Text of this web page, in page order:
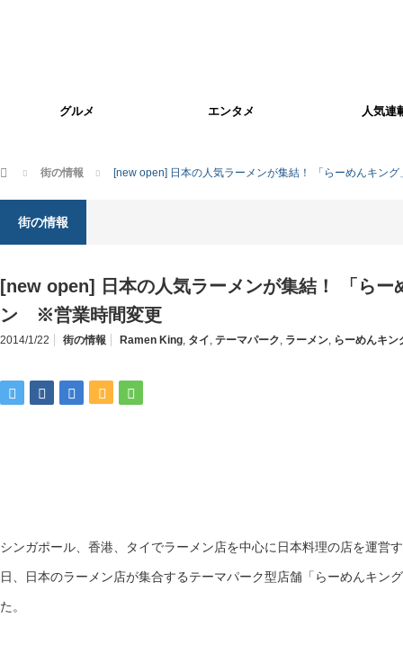
グルメ エンタメ 人気連
ホーム 街の情報 [new open] 日本の人気ラーメンが集結！ 「らーめんキン
街の情報
[new open] 日本の人気ラーメンが集結！ 「らー
ン ※営業時間変更
2014/1/22 街の情報 Ramen King, タイ, テーマパーク, ラーメン, らーめんキン
シンガポール、香港、タイでラーメン店を中心に日本料理の店を運営
日、日本のラーメン店が集合するテーマパーク型店舗「らーめんキン
た。